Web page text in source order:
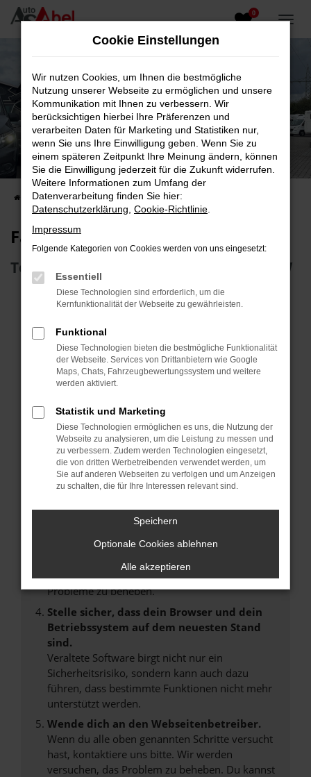
Zum
0
Fahrzeug-Showroom
Top Auswahl an Reisemobilen und PKW
Startseite Fahrzeugangebote Fahrzeugsuche
Fahrzeug-Showroom
Top Auswahl an Reisemobilen und PKW
Fehler: Network Error
Beim Laden ist ein Fehler aufgetreten.
Hier sind ein paar Tipps, die dir helfen können:
Internetverbindung.
Laden andere Webseiten, zum Beispiel deine
Suchmaschine?
Prüfe deine Browsererweiterungen.
Manche Erweiterungen, wie Werbeblocker,
können das Laden bestimmter Seiten
verhindern. Funktioniert die Seite in einem
anderen Browser oder in einem privaten
Starte dein Gerät neu.
Das kann manchmal helfen, vorübergehende
Probleme zu beheben.
Stelle sicher, dass dein Browser und dein
Betriebssystem auf dem neuesten Stand
sind.
Veraltete Software birgt nicht nur ein
Sicherheitsrisiko, sondern kann auch dazu
führen, dass bestimmte Funktionen nicht mehr
unterstützt werden.
Wende dich an den Webseitenbetreiber.
Wenn du alle oben genannten Schritte versucht
hast, kontaktiere uns bitte. Wir werden
versuchen, das Problem zu beheben. Du kannst
Cookie Einstellungen
Wir nutzen Cookies, um Ihnen die bestmögliche
Nutzung unserer Webseite zu ermöglichen und unsere
Kommunikation mit Ihnen zu verbessern. Wir
berücksichtigen hierbei Ihre Präferenzen und
verarbeiten Daten für Marketing und Statistiken nur,
wenn Sie uns Ihre Einwilligung geben. Wenn Sie zu
einem späteren Zeitpunkt Ihre Meinung ändern, können
Sie die Einwilligung jederzeit für die Zukunft widerrufen.
Weitere Informationen zum Umfang der
Datenverarbeitung finden Sie hier:
Datenschutzerklärung Cookie-Richtlinie
Impressum
Folgende Kategorien von Cookies werden von uns eingesetzt:
Essentiell
Diese Technologien sind erforderlich, um die
Kernfunktionalität der Webseite zu gewährleisten.
Funktional
Diese Technologien bieten die bestmögliche Funktionalität
der Webseite. Services von Drittanbietern wie Google
Maps, Chats, Fahrzeugbewertungssystem und weitere
werden aktiviert.
Statistik und Marketing
Diese Technologien ermöglichen es uns, die Nutzung der
Webseite zu analysieren, um die Leistung zu messen und
zu verbessern. Zudem werden Technologien eingesetzt,
die von dritten Werbetreibenden verwendet werden, um
Sie auf anderen Webseiten zu verfolgen und um Anzeigen
zu schalten, die für Ihre Interessen relevant sind.
Speichern
Optionale Cookies ablehnen
Alle akzeptieren